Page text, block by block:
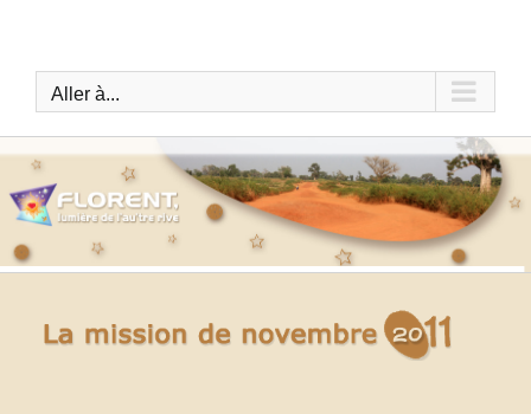
Aller à...